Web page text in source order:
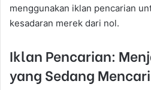
menggunakan iklan pencarian
kesadaran merek dari nol.
Iklan Pencarian:
yang Sedang Mencari